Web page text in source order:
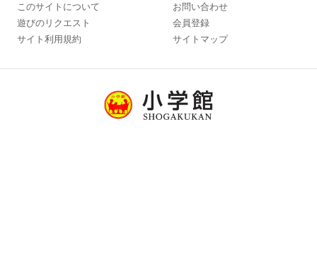
このサイトについて
お問い合わせ
遊びのリクエスト
会員登録
サイト利用規約
サイトマップ